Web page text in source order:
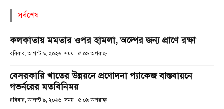
সর্বশেষ
কলকাতায় মমতার ওপর হামলা, অল্পের জন্য প্রাণে রক্ষা
রবিবার, আগস্ট ৯, ২০২৬; সময় : ৫:০৯ অপরাহ্ণ
বেসরকারি খাতের উন্নয়নে প্রণোদনা প্যাকেজ বাস্তবায়নে
গভর্নরের মতবিনিময়
রবিবার, আগস্ট ৯, ২০২৬; সময় : ৫:০৯ অপরাহ্ণ